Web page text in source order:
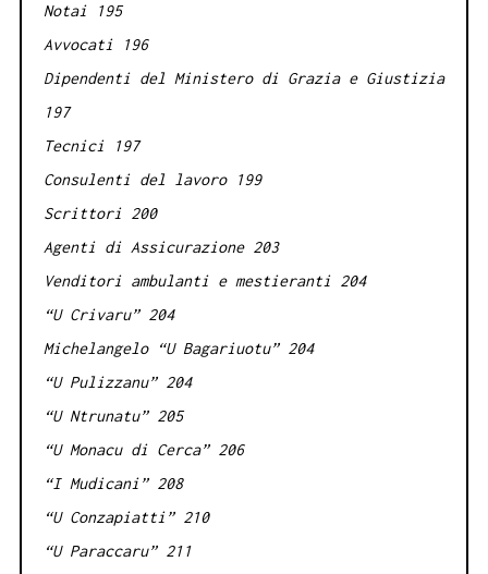
Notai 195
Avvocati 196
Dipendenti del Ministero di Grazia e Giustizia
197
Tecnici 197
Consulenti del lavoro 199
Scrittori 200
Agenti di Assicurazione 203
Venditori ambulanti e mestieranti 204
“U Crivaru” 204
Michelangelo “U Bagariuotu” 204
“U Pulizzanu” 204
“U Ntrunatu” 205
“U Monacu di Cerca” 206
“I Mudicani” 208
“U Conzapiatti” 210
“U Paraccaru” 211